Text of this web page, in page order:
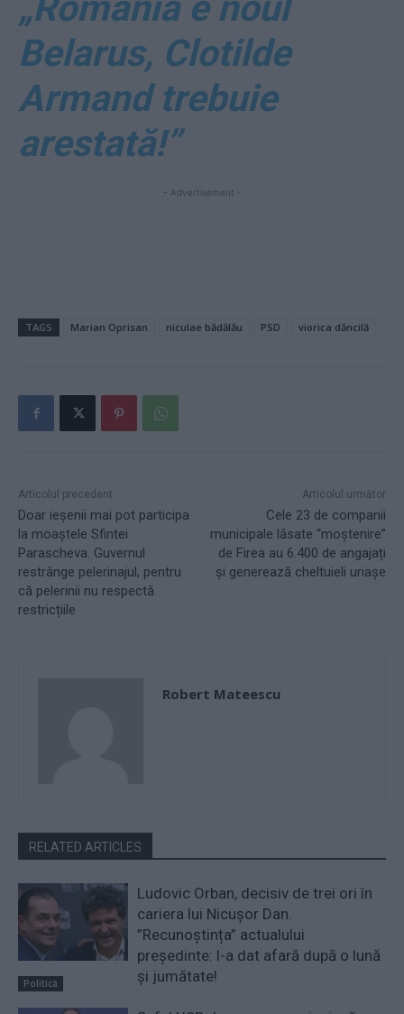
Belarus, Clotilde
Armand trebuie
arestată!”
- Advertisement -
TAGS Marian Oprisan niculae bădălău PSD viorica dăncilă
Articolul precedent
Doar ieșenii mai pot participa
la moaștele Sfintei
Parascheva. Guvernul
restrânge pelerinajul, pentru
că pelerinii nu respectă
restricțiile
Articolul următor
Cele 23 de companii
municipale lăsate “moștenire”
de Firea au 6.400 de angajați
și generează cheltuieli uriașe
Robert Mateescu
RELATED ARTICLES
Politică
Ludovic Orban, decisiv de trei ori în
cariera lui Nicușor Dan.
”Recunoștința” actualului
președinte: l-a dat afară după o lună
și jumătate!